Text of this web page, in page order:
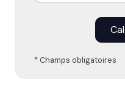
* Champs obligatoires